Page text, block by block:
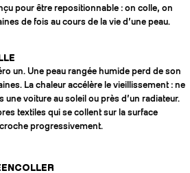
pour être repositionnable : on colle, on
de fois au cours de la vie d’une peau.
un. Une peau rangée humide perd de son
La chaleur accélère le vieillissement : ne
une voiture au soleil ou près d’un radiateur.
textiles qui se collent sur la surface
progressivement.